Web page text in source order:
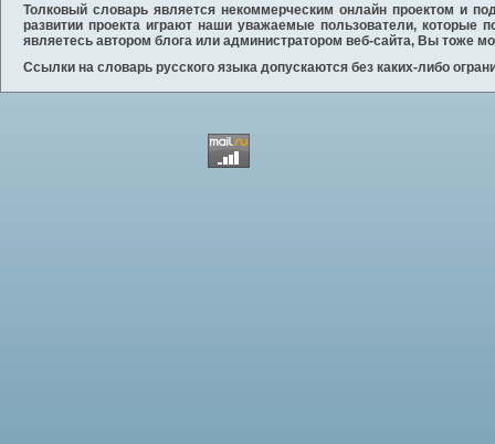
Толковый словарь является некоммерческим онлайн проектом и
развитии проекта играют наши уважаемые пользователи,
являетесь автором блога или администратором веб-сайта, Вы тоже
Ссылки на словарь русского языка допускаются без каких-либо